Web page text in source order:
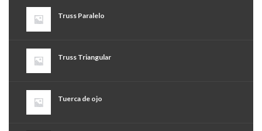
Truss Paralelo
Truss Triangular
Tuerca de ojo